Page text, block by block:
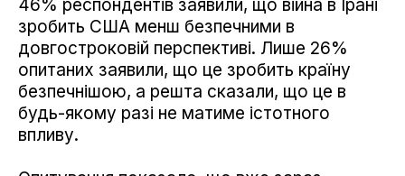
46% респондентів заявили, що війна в Ірані
зробить США менш безпечними в
довгостроковій перспективі. Лише 26%
опитаних заявили, що це зробить країну
безпечнішою, а решта сказали, що це в
будь-якому разі не матиме істотного
впливу.